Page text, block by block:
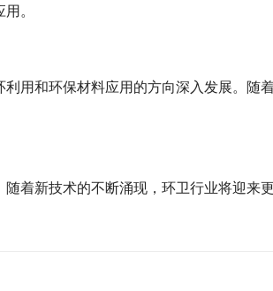
。
用和环保材料应用的方向深入发展。随
着新技术的不断涌现，环卫行业将迎来